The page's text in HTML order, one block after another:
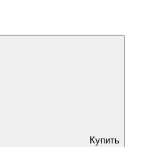
Купить